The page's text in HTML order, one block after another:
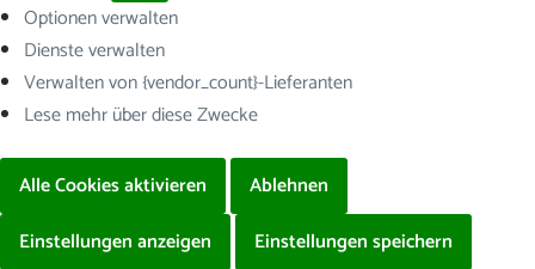
Optionen verwalten
Dienste verwalten
Verwalten von {vendor_count}-Lieferanten
Lese mehr über diese Zwecke
Alle Cookies aktivieren
Ablehnen
Einstellungen anzeigen
Einstellungen speichern